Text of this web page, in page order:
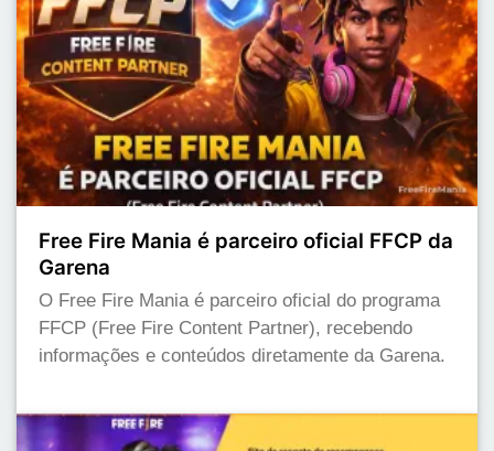
Free Fire Mania é parceiro oficial FFCP da
Garena
O Free Fire Mania é parceiro oficial do programa
FFCP (Free Fire Content Partner), recebendo
informações e conteúdos diretamente da Garena.